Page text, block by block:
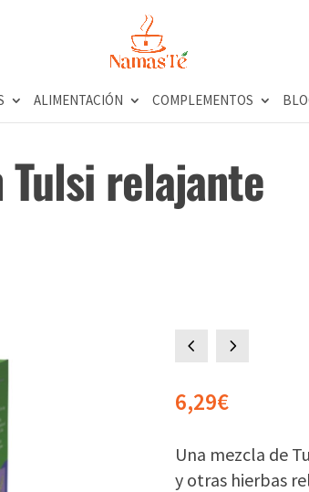
ALIMENTACIÓN COMPLEMENTOS
relajante
4 5
6,29€
Una mezcla de
y otras hierbas